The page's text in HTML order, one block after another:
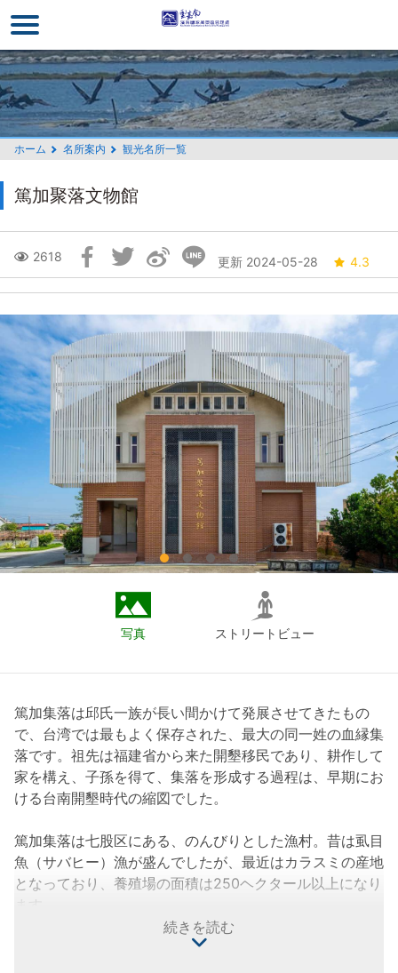
イ
ン
コ
ン
テ
ン
ツ
セ
く
ホーム 名所案内 観光名所一覧
篤加聚落文物館
2618 更新 2024-05-28 4.3
写真 ストリートビュー
篤加集落は邱氏一族が長い間かけて発展させてきたもの
で、台湾では最もよく保存された、最大の同一姓の血縁集
落です。祖先は福建省から来た開墾移民であり、耕作して
家を構え、子孫を得て、集落を形成する過程は、早期にお
ける台南開墾時代の縮図でした。
篤加集落は七股区にある、のんびりとした漁村。昔は虱目
魚（サバヒー）漁が盛んでしたが、最近はカラスミの産地
となっており、養殖場の面積は250ヘクタール以上になり
ます。
「篤加聚落文物館」は台南で最初の集落型文物館であり、
続きを読む